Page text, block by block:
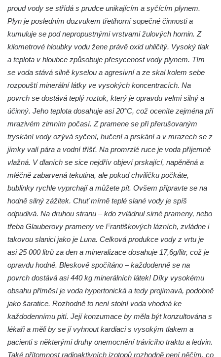
proud vody se střídá s prudce unikajícím a syčícím plynem.
Plyn je posledním dozvukem třetihorní sopečné činnosti a
kumuluje se pod nepropustnými vrstvami žulových hornin. Z
kilometrové hloubky vodu žene právě oxid uhličitý. Vysoký tlak
a teplota v hloubce způsobuje přesycenost vody plynem. Tím
se voda stává silně kyselou a agresivní a ze skal kolem sebe
rozpouští minerální látky ve vysokých koncentracích. Na
povrch se dostává teplý roztok, který je opravdu velmi silný a
účinný. Jeho teplota dosahuje asi 20°C, což oceníte zejména při
mrazivém zimním počasí. Z pramene se při přerušovaným
tryskání vody ozývá syčení, hučení a prskání a v mrazech se z
jímky valí pára a vodní tříšť. Na promrzlé ruce je voda příjemně
vlažná. V dlaních se sice nejdřív objeví prskající, napěněná a
mléčně zabarvená tekutina, ale pokud chviličku počkáte,
bublinky rychle vyprchají a můžete pít. Ovšem připravte se na
hodně silný zážitek. Chuť mírně teplé slané vody je spíš
odpudivá. Na druhou stranu – kdo zvládnul sirné prameny, nebo
třeba Glauberovy prameny ve Františkových lázních, zvládne i
takovou slanici jako je Luna. Celková produkce vody z vrtu je
asi 25 000 litrů za den a mineralizace dosahuje 17,6g/litr, což je
opravdu hodně. Bleskově spočítáno – každodenně se na
povrch dostává asi 440 kg minerálních látek! Díky vysokému
obsahu příměsí je voda hypertonická a tedy projímavá, podobně
jako šaratice. Rozhodně to není stolní voda vhodná ke
každodennímu pití. Její konzumace by měla být konzultována s
lékaři a měli by se jí vyhnout kardiaci s vysokým tlakem a
pacienti s některými druhy onemocnění trávicího traktu a ledvin.
Také přítomnost radioaktivních izotopů rozhodně není něčím, co